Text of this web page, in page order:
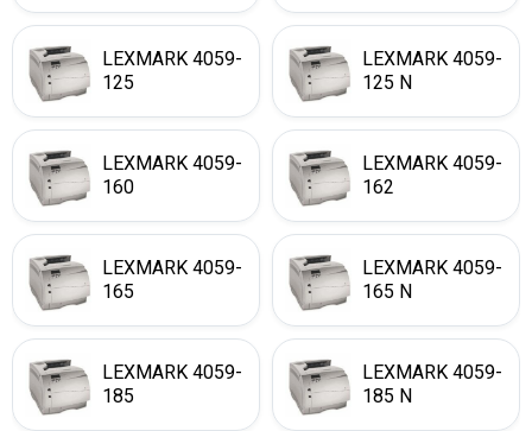
LEXMARK 4059-
125
LEXMARK 4059-
125 N
LEXMARK 4059-
160
LEXMARK 4059-
162
LEXMARK 4059-
165
LEXMARK 4059-
165 N
LEXMARK 4059-
185
LEXMARK 4059-
185 N